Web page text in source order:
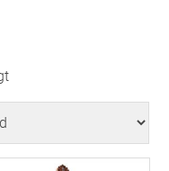
Nach
aufsteigend